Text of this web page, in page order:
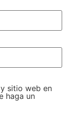
sitio web en
haga un